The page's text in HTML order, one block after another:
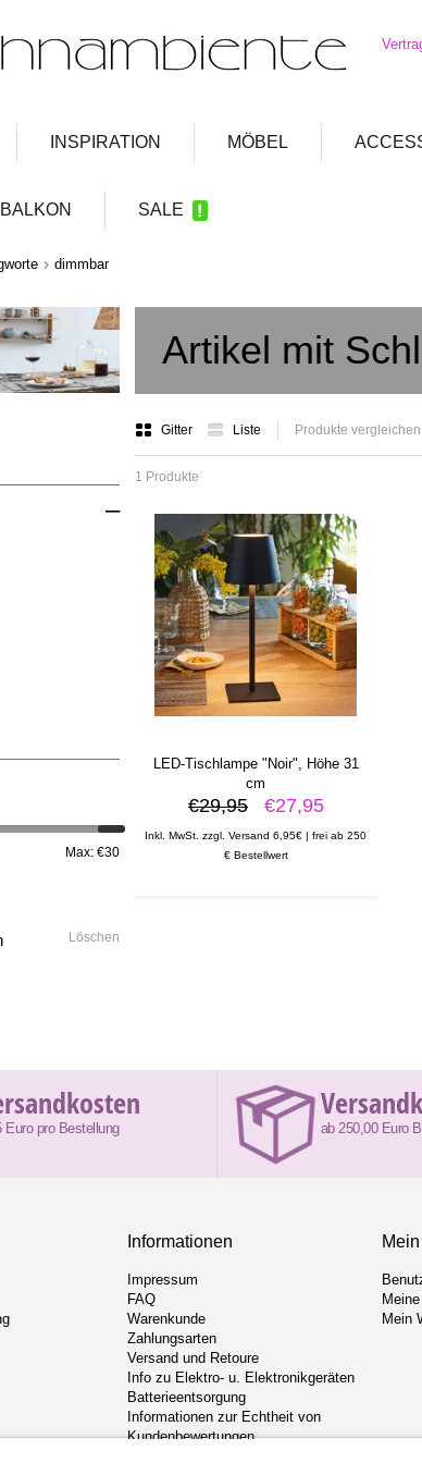
INSPIRATION MÖBEL
SALE
dimmbar
Artikel mit
Gitter Liste Produkte
1 Produkte
LED-Tischlampe "Noir", Höhe 31
cm
€29,95 €27,95
Inkl. MwSt. zzgl. Versand 6,95€ | frei ab 250
€ Bestellwert
–
Max: €30
Löschen
Euro pro Bestellung ab 250,00 Euro
Informationen
Impressum
FAQ
Warenkunde
Zahlungsarten
Versand und Retoure
Info zu Elektro- u. Elektronikgeräten
Batterieentsorgung
Informationen zur Echtheit von
Kundenbewertungen
Mein